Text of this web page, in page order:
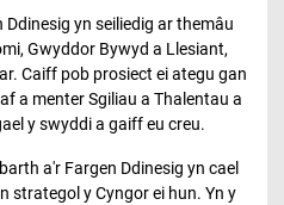
yn seiliedig ar themâu
Gwyddor Bywyd a Llesiant,
Caiff pob prosiect ei ategu gan
a menter Sgiliau a Thalentau a
y swyddi a gaiff eu creu.
a'r Fargen Ddinesig yn cael
strategol y Cyngor ei hun. Yn y